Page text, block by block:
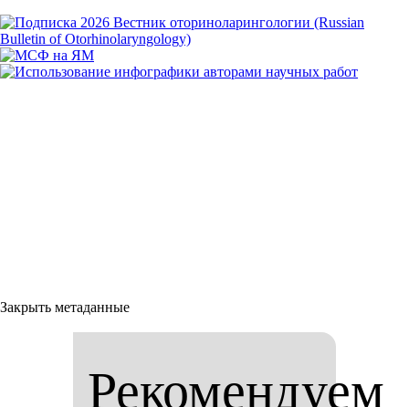
Закрыть метаданные
Рекомендуем